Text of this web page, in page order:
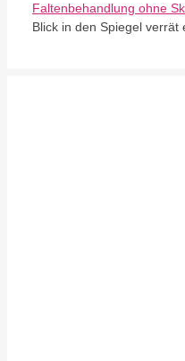
Faltenbehandlung ohne
Blick in den Spiegel verrät